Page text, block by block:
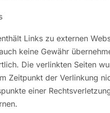
Links zu externen
keine Gewähr
Die verlinkten Seiten
Zeitpunkt der Verlinkung
einer